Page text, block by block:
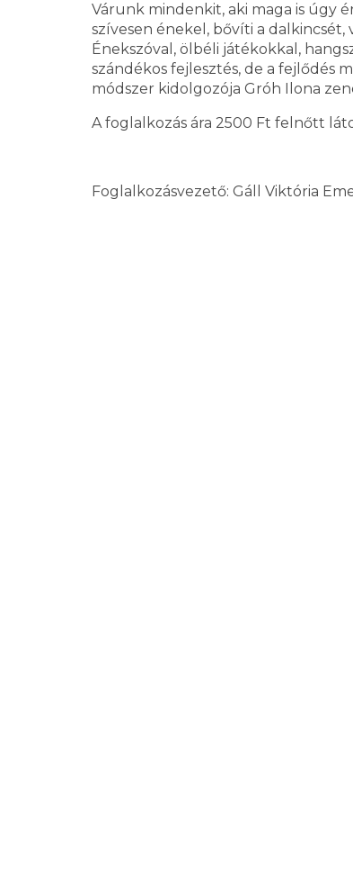
Várunk mindenkit, aki maga is úgy
szívesen énekel, bővíti a
Énekszóval, ölbéli játékokkal,
szándékos fejlesztés, de a fejlődés
módszer kidolgozója Gróh Ilona
A foglalkozás ára 2500 Ft felnőtt
Foglalkozásvezető: Gáll Viktória